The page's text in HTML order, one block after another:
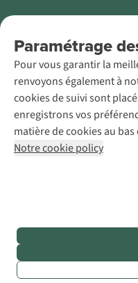
Paramétrage
Pour vous garantir la
renvoyons également à
cookies de suivi sont
enregistrons vos
matière de cookies au
Notre cookie policy
AS Adventure
France SAS,
Rue du Vieux
Faubourg 14, F-
59000 Lille
+32 (0)3 828
30 15